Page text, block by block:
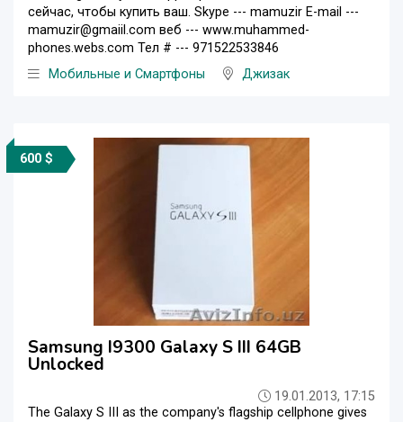
сейчас, чтобы купить ваш. Skype --- mamuzir E-mail ---
mamuzir@gmaiil.com веб --- www.muhammed-
phones.webs.com Тел # --- 971522533846
Мобильные и Смартфоны
Джизак
600 $
Samsung I9300 Galaxy S III 64GB
Unlocked
19.01.2013, 17:15
The Galaxy S III as the company's flagship cellphone gives